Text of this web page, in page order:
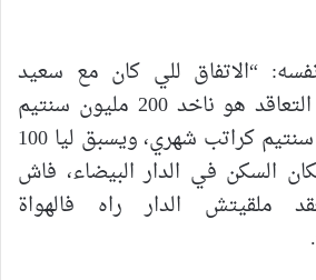
“الاتفاق للي كان مع سعيد
الناصيري بخصوص التعاقد هو ناخد 200 مليون سنتيم
في العام، و2 مليون سنتيم كراتب شهري، ويسبق ليا 100
السكن في الدار البيضاء، فاش
ملقيتش الدار راه فالهواة